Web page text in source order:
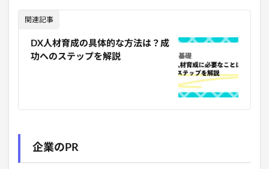
関連記事
DX人材育成の具体的な方法は？成
功へのステップを解説
企業のPR